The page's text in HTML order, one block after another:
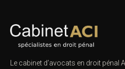
Le cabinet d’avocats en droit pénal